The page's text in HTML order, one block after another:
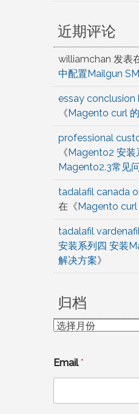
近期评论
williamchan 发表
中配置Mailgun
essay conclusion
《Magento curl
professional
《Magento2 安装
Magento2.3常见
tadalafil canada
在《Magento curl
tadalafil
安装系列四 安装
解决方案》
归档
归
Email*